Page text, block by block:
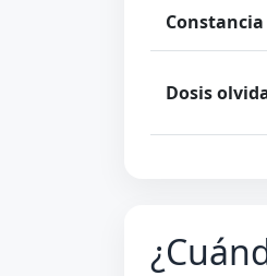
Constancia
Dosis